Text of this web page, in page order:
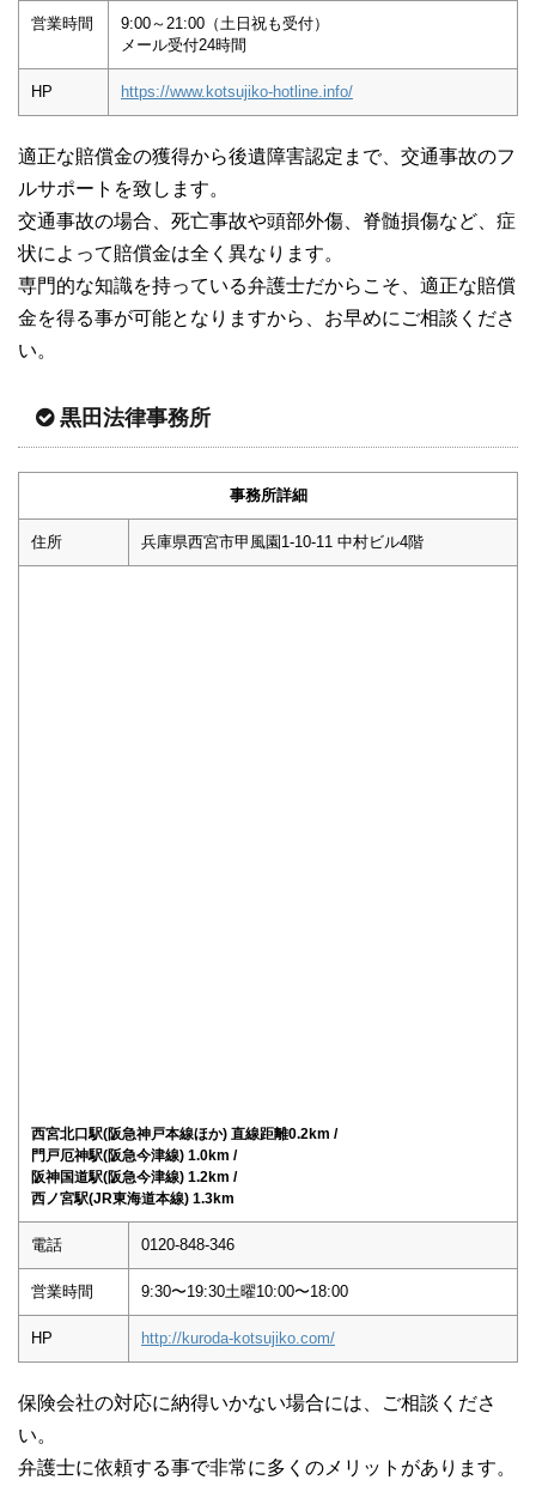
営業時間
9:00～21:00（土日祝も受付）
メール受付24時間
HP https://www.kotsujiko-hotline.info/
適正な賠償金の獲得から後遺障害認定まで、交通事故のフ
ルサポートを致します。
交通事故の場合、死亡事故や頭部外傷、脊髄損傷など、症
状によって賠償金は全く異なります。
専門的な知識を持っている弁護士だからこそ、適正な賠償
金を得る事が可能となりますから、お早めにご相談くださ
い。
黒田法律事務所
事務所詳細
住所 兵庫県西宮市甲風園1-10-11 中村ビル4階
西宮北口駅(阪急神戸本線ほか) 直線距離0.2km /
門戸厄神駅(阪急今津線) 1.0km /
阪神国道駅(阪急今津線) 1.2km /
西ノ宮駅(JR東海道本線) 1.3km
電話 0120-848-346
営業時間 9:30〜19:30土曜10:00〜18:00
HP http://kuroda-kotsujiko.com/
保険会社の対応に納得いかない場合には、ご相談くださ
い。
弁護士に依頼する事で非常に多くのメリットがあります。